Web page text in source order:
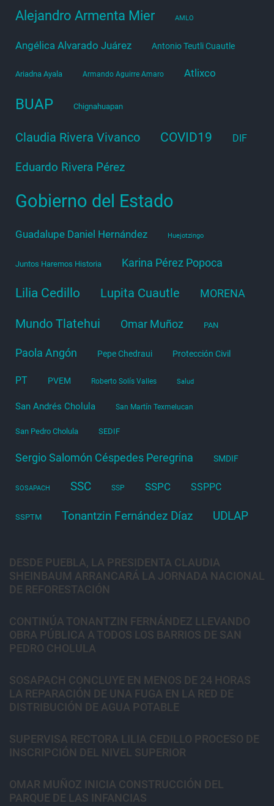
Alejandro Armenta Mier AMLO
Angélica Alvarado Juárez Antonio Teutli Cuautle
Ariadna Ayala Armando Aguirre Amaro Atlixco
BUAP Chignahuapan
Claudia Rivera Vivanco COVID19 DIF
Eduardo Rivera Pérez
Gobierno del Estado
Guadalupe Daniel Hernández Huejotzingo
Juntos Haremos Historia Karina Pérez Popoca
Lilia Cedillo Lupita Cuautle MORENA
Mundo Tlatehui Omar Muñoz PAN
Paola Angón Pepe Chedraui Protección Civil
PT PVEM Roberto Solís Valles Salud
San Andrés Cholula San Martín Texmelucan
San Pedro Cholula SEDIF
Sergio Salomón Céspedes Peregrina SMDIF
SOSAPACH SSC SSP SSPC SSPPC
SSPTM Tonantzin Fernández Díaz UDLAP
DESDE PUEBLA, LA PRESIDENTA CLAUDIA
SHEINBAUM ARRANCARÁ LA JORNADA NACIONAL
DE REFORESTACIÓN
CONTINÚA TONANTZIN FERNÁNDEZ LLEVANDO
OBRA PÚBLICA A TODOS LOS BARRIOS DE SAN
PEDRO CHOLULA
SOSAPACH CONCLUYE EN MENOS DE 24 HORAS
LA REPARACIÓN DE UNA FUGA EN LA RED DE
DISTRIBUCIÓN DE AGUA POTABLE
SUPERVISA RECTORA LILIA CEDILLO PROCESO DE
INSCRIPCIÓN DEL NIVEL SUPERIOR
OMAR MUÑOZ INICIA CONSTRUCCIÓN DEL
PARQUE DE LAS INFANCIAS